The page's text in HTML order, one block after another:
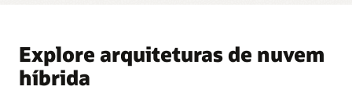
Explore arquiteturas de nuvem
híbrida